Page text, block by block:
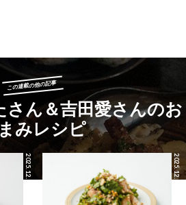
この連載の他の記事
さん＆吉田愛さんのお
みレシピ
2025.12.19 2025.12.18